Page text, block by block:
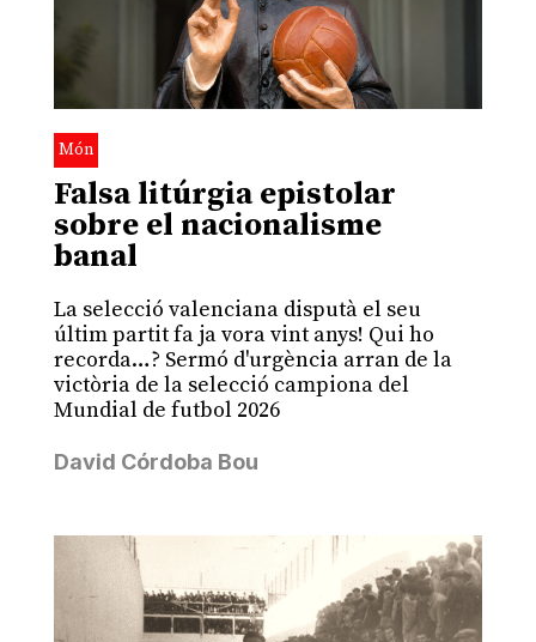
Món
Falsa litúrgia epistolar
sobre el nacionalisme
banal
La selecció valenciana disputà el seu
últim partit fa ja vora vint anys! Qui ho
recorda…? Sermó d'urgència arran de la
victòria de la selecció campiona del
Mundial de futbol 2026
David Córdoba Bou